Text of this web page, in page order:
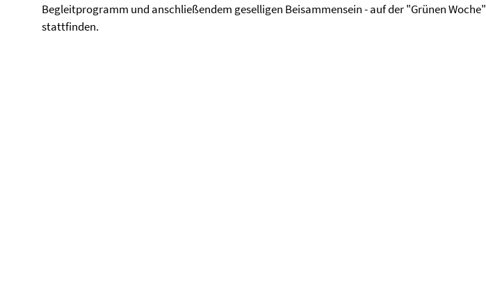
Begleitprogramm und anschließendem geselligen Beisammensein - auf der "Grünen Woche"
stattfinden.